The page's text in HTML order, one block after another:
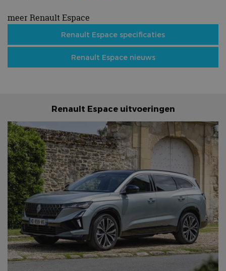
meer Renault Espace
Renault Espace specificaties
Renault Espace nieuws
Renault Espace uitvoeringen